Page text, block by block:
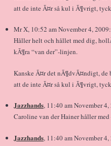
att de inte Ã¤r så kul i Ã¶vrigt,
Mr X, 10:52 am November 4, 2009:
Håller helt och hållet med dig,
kÃ¶ra “van der”-linjen.
Kanske Ã¤r det nÃ¶dvÃ¤ndigt, de
att de inte Ã¤r så kul i Ã¶vrigt,
Jazzhands, 11:40 am November 4,
Caroline van der Hainer håller
Jazzhands, 11:40 am November